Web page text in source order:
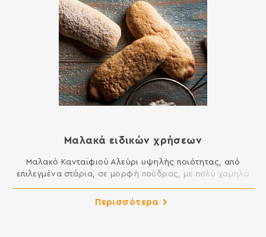
Μαλακά ειδικών χρήσεων
Μαλακό Κανταϊφιού Αλεύρι υψηλής ποιότητας, από
επιλεγμένα στάρια, σε μορφή πούδρας, με πολύ χαμηλό
τραγανότητα. Ιδανικό για κανταΐφι, παντεσπάνι,
σαβαγιάρ, κρέμες και για την αραίωση μαλακών
Περισσότερα